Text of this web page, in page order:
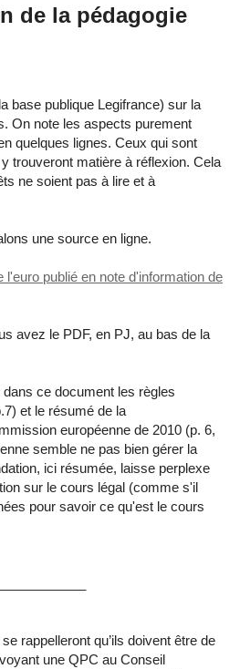
de la pédagogie
base publique Legifrance) sur la
On note les aspects purement
quelques lignes. Ceux qui sont
trouveront matière à réflexion. Cela
ne soient pas à lire et à
une source en ligne.
l'euro publié en note d'information de
avez le PDF, en PJ, au bas de la
ce document les règles
et le résumé de la
européenne de 2010 (p. 6,
semble ne pas bien gérer la
ici résumée, laisse perplexe
sur le cours légal (comme s'il
pour savoir ce qu'est le cours
rappelleront qu’ils doivent être de
une QPC au Conseil